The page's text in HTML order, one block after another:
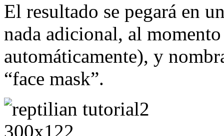
El resultado se pegará en
nada adicional, al
automáticamente), y
“face mask”.